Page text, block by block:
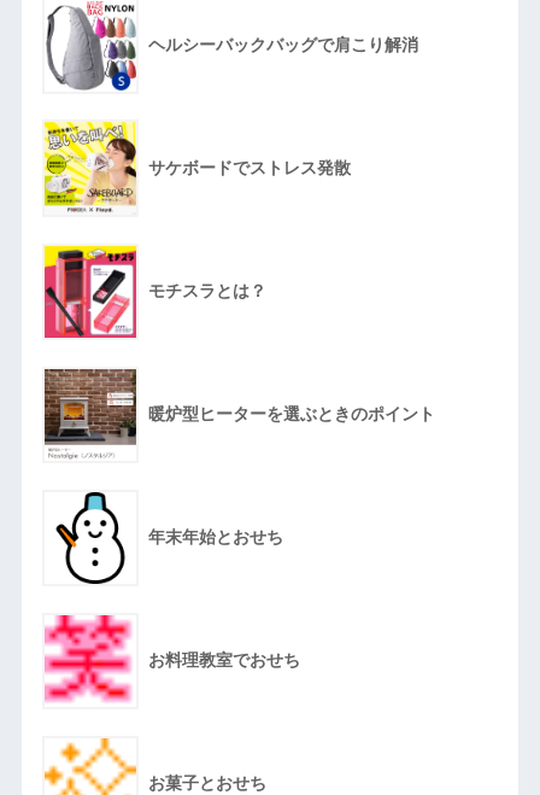
ヘルシーバックバッグで肩こり解消
サケボードでストレス発散
モチスラとは？
暖炉型ヒーターを選ぶときのポイント
年末年始とおせち
お料理教室でおせち
お菓子とおせち